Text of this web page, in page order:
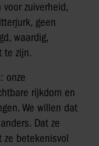
zuiverheid,
geen
waardig,
te zijn.
onze
rijkdom en
We willen dat
Dat ze
ze betekenisvol